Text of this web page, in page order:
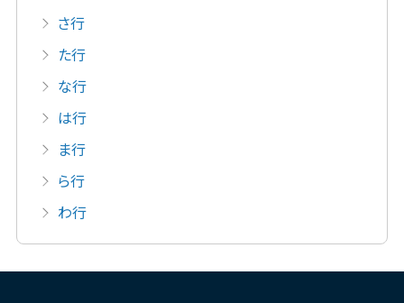
さ行
た行
な行
は行
ま行
ら行
わ行